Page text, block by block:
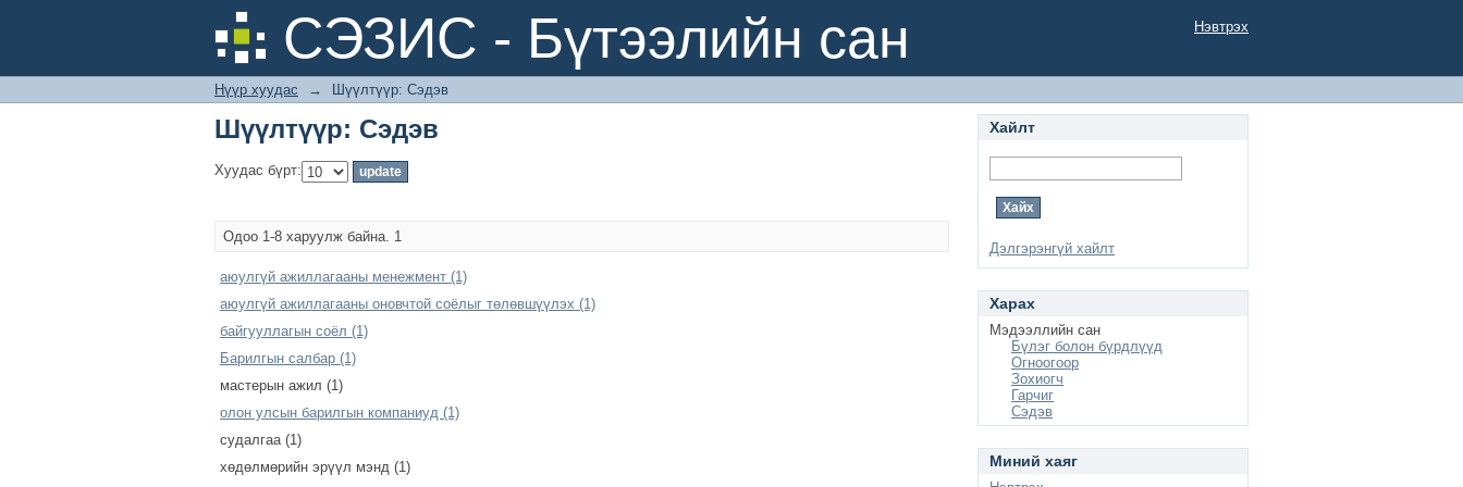
СЭЗИС - Бүтээлийн сан
Шүүлтүүр: Сэдэв Нэвтрэх
Нүүр хуудас → Шүүлтүүр: Сэдэв
Шүүлтүүр: Сэдэв
Хуудас бүрт:
Одоо 1-8 харуулж байна. 1
аюулгүй ажиллагааны менежмент (1)
аюулгүй ажиллагааны оновчтой соёлыг төлөвшүүлэх (1)
байгууллагын соёл (1)
Барилгын салбар (1)
мастерын ажил (1)
олон улсын барилгын компаниуд (1)
судалгаа (1)
хөдөлмөрийн эрүүл мэнд (1)
Хайлт
Дэлгэрэнгүй хайлт
Харах
Мэдээллийн сан
Бүлэг болон бүрдлүүд
Огноогоор
Зохиогч
Гарчиг
Сэдэв
Миний хаяг